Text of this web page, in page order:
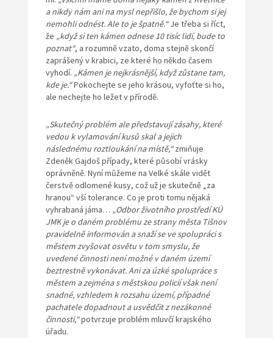
a nikdy nám ani na mysl nepřišlo, že bychom si jej
nemohli odnést. Ale to je špatně.“Je třeba si říct,
že „když si ten kámen odnese 10 tisíc lidí, bude to
poznat“, a rozumně vzato, doma stejně skončí
zaprášený v krabici, ze které ho někdo časem
vyhodí. „Kámen je nejkrásnější, když zůstane tam,
kde je.“Pokochejte se jeho krásou, vyfoťte si ho,
ale nechejte ho ležet v přírodě.
„Skutečný problém ale představují zásahy, které
vedou k vylamování kusů skal a jejich
následnému roztloukání na místě,“zmiňuje
Zdeněk Gajdoš případy, které působí vrásky
oprávněně. Nyní můžeme na Velké skále vidět
čerstvě odlomené kusy, což už je skutečně „za
hranou“ vší tolerance. Co je proti tomu nějaká
vyhrabaná jáma… „Odbor životního prostředí KÚ
JMK je o daném problému ze strany města Tišnov
pravidelně informován a snaží se ve spolupráci s
městem zvyšovat osvětu v tom smyslu, že
uvedené činnosti není možné v daném území
beztrestně vykonávat. Ani za úzké spolupráce s
městem a zejména s městskou policií však není
snadné, vzhledem k rozsahu území, případné
pachatele dopadnout a usvědčit z nezákonné
činnosti,“potvrzuje problém mluvčí krajského
úřadu.